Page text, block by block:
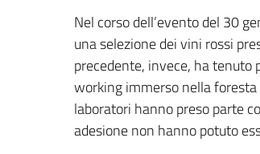
Nel corso dell’evento del 30
una selezione dei vini rossi
precedente, invece, ha tenuto
working immerso nella
laboratori hanno preso parte
adesione non hanno potuto